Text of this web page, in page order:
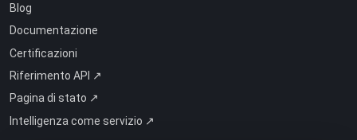
Blog
Documentazione
Certificazioni
Riferimento API ↗
Pagina di stato ↗
Intelligenza come servizio ↗